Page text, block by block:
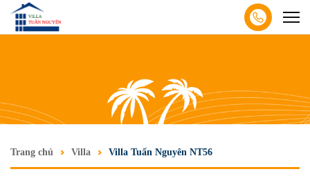
Trang chủ Villa Villa Tuấn Nguyên NT56